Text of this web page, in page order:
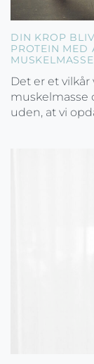
DIN KROP
PROTEIN MED
MUSKELMASSE
Det er et
muskelmasse
uden, at vi